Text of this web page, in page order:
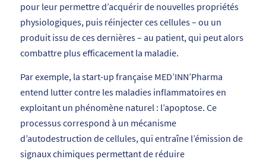
pour leur permettre d’acquérir de nouvelles propriétés
physiologiques, puis réinjecter ces cellules – ou un
produit issu de ces dernières – au patient, qui peut alors
combattre plus efficacement la maladie.
Par exemple, la start-up française MED’INN’Pharma
entend lutter contre les maladies inflammatoires en
exploitant un phénomène naturel : l’apoptose. Ce
processus correspond à un mécanisme
d’autodestruction de cellules, qui entraîne l’émission de
signaux chimiques permettant de réduire